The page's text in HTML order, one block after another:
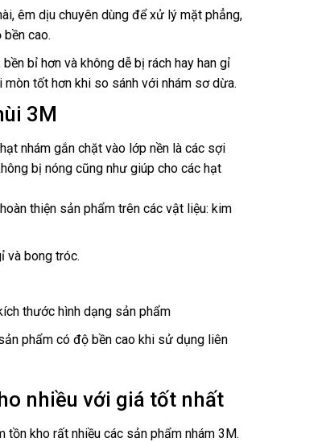
êm dịu chuyên dùng để xử lý mặt phẳng,
cao.
bỉ hơn và không dễ bị rách hay han gỉ
tốt hơn khi so sánh với nhám sơ dừa.
3M
nhám gắn chặt vào lớp nền là các sợi
bị nóng cũng như giúp cho các hạt
thiện sản phẩm trên các vật liệu: kim
và bong tróc.
thước hình dạng sản phẩm
phẩm có độ bền cao khi sử dụng liên
nhiều với giá tốt nhất
kho rất nhiều các sản phẩm nhám 3M.